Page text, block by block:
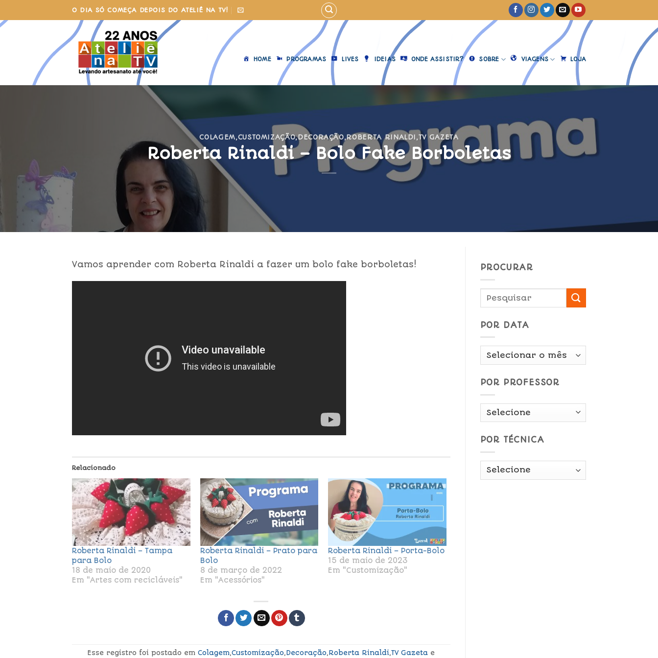
to
content
O DIA SÓ COMEÇA DEPOIS DO ATELIÊ NA TV!
HOME PROGRAMAS LIVES IDEIAS ONDE ASSISTIR? SOBRE VIAGENS LOJA
COLAGEM,CUSTOMIZAÇÃO,DECORAÇÃO,ROBERTA RINALDI,TV GAZETA
Roberta Rinaldi – Bolo Fake Borboletas
Vamos aprender com Roberta Rinaldi a fazer um bolo fake borboletas!
Relacionado
Roberta Rinaldi – Tampa
para Bolo
18 de maio de 2020
Em "Artes com recicláveis"
Roberta Rinaldi – Prato para
Bolo
8 de março de 2022
Em "Acessórios"
Roberta Rinaldi – Porta-Bolo
15 de maio de 2023
Em "Customização"
Esse registro foi postado emColagem,Customização,Decoração,Roberta Rinaldi,TV Gazeta e
PROCURAR
POR DATA
Por
POR PROFESSOR
POR TÉCNICA